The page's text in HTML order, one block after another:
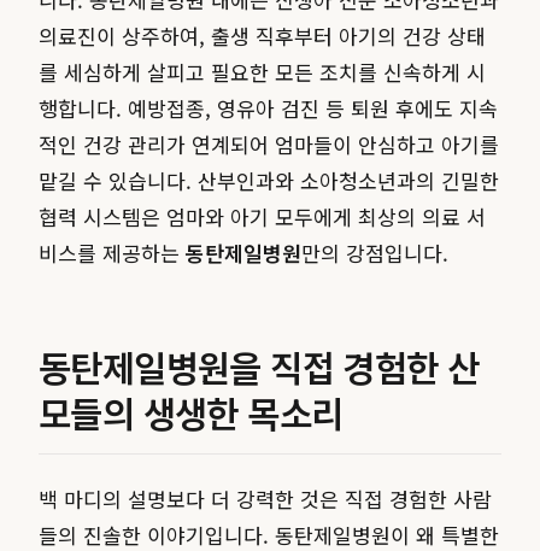
의료진이 상주하여, 출생 직후부터 아기의 건강 상태
를 세심하게 살피고 필요한 모든 조치를 신속하게 시
행합니다. 예방접종, 영유아 검진 등 퇴원 후에도 지속
적인 건강 관리가 연계되어 엄마들이 안심하고 아기를
맡길 수 있습니다. 산부인과와 소아청소년과의 긴밀한
협력 시스템은 엄마와 아기 모두에게 최상의 의료 서
비스를 제공하는 동탄제일병원만의 강점입니다.
동탄제일병원을 직접 경험한 산
모들의 생생한 목소리
백 마디의 설명보다 더 강력한 것은 직접 경험한 사람
들의 진솔한 이야기입니다. 동탄제일병원이 왜 특별한